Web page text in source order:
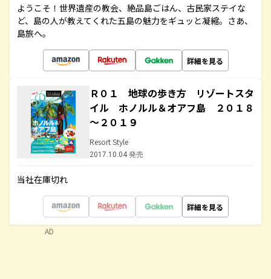
ようこそ！世界遺産の教会、絶品島ごはん、古民家ステイな
ど、島の人が教えてくれた五島の魅力をギュッと凝縮。さあ、
島旅へ。
詳細を見る
Ｒ０１ 地球の歩き方 リゾートスタ
イル ホノルル＆オアフ島 ２０１８
～２０１９
Resort Style
2017.10.04 発売
当社在庫切れ
詳細を見る
AD